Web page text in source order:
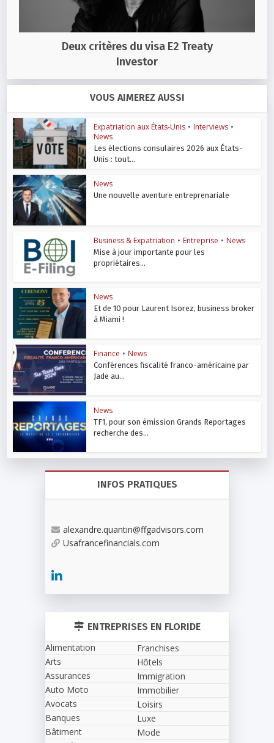
Deux critères du visa E2 Treaty
Investor
VOUS AIMEREZ AUSSI
Expatriation aux États-Unis • Interviews •
News
Les élections consulaires 2026 aux États-
Unis : tout...
News
Une nouvelle aventure entreprenariale
Business & Expatriation • Entreprise • News
Mise à jour importante pour les
propriétaires...
News
Et de 10 pour Laurent Isorez, business broker
à Miami !
Finance • News
Conférences fiscalité franco-américaine par
Jade au...
News
TF1, pour son émission Grands Reportages
recherche des...
INFOS PRATIQUES
alexandre.quantin@ffgadvisors.com
Usafrancefinancials.com
ENTREPRISES EN FLORIDE
Alimentation
Arts
Assurances
Auto Moto
Avocats
Banques
Bâtiment
Franchises
Hôtels
Immigration
Immobilier
Loisirs
Luxe
Mode